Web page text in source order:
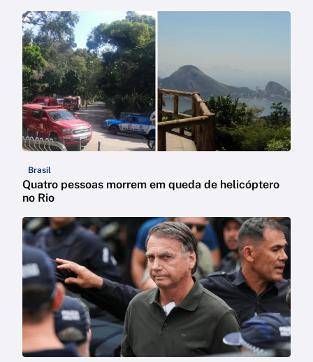
Brasil
Quatro pessoas morrem em queda de helicóptero
no Rio